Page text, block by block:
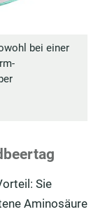
bei einer
Sie
Aminosäure